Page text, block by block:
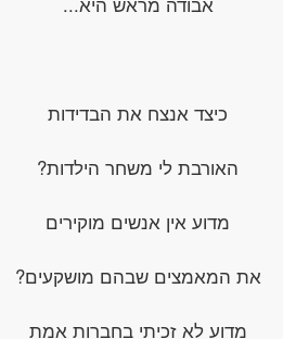
כיצד אנצח את הבדידות
האורבת לי משחר הילדות?
מדוע אין אנשים מוקירים
את המאמצים שבהם מושקעים?
מדוע לא זכיתי בחברות אמת